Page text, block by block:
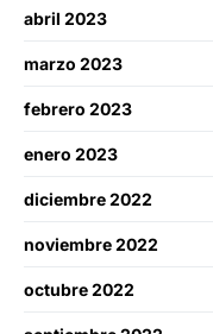
abril 2023
marzo 2023
febrero 2023
enero 2023
diciembre 2022
noviembre 2022
octubre 2022